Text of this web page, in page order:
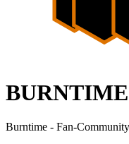
BURNTIME
Burntime - Fan-